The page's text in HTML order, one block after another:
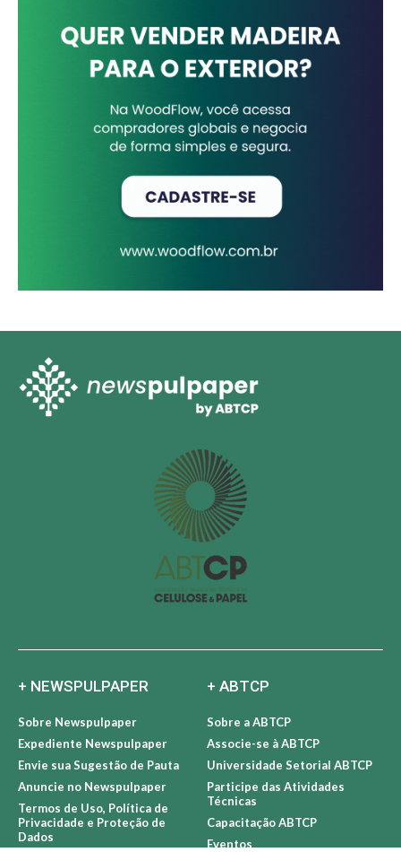
+ NEWSPULPAPER
Sobre Newspulpaper
Expediente Newspulpaper
Envie sua Sugestão de Pauta
Anuncie no Newspulpaper
Termos de Uso, Política de
Privacidade e Proteção de
Dados
+ ABTCP
Sobre a ABTCP
Associe-se à ABTCP
Universidade Setorial ABTCP
Participe das Atividades
Técnicas
Capacitação ABTCP
Eventos